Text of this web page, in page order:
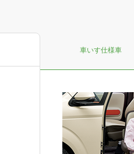
車いす仕様車